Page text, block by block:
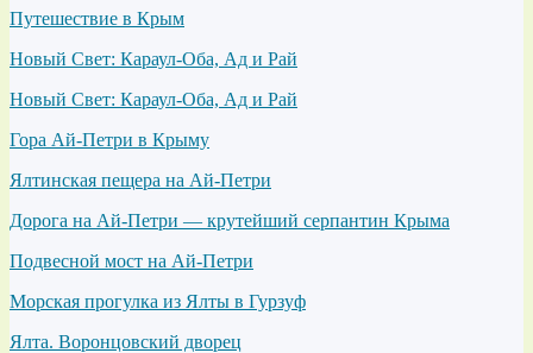
Путешествие в Крым
Новый Свет: Караул-Оба, Ад и Рай
Новый Свет: Караул-Оба, Ад и Рай
Гора Ай-Петри в Крыму
Ялтинская пещера на Ай-Петри
Дорога на Ай-Петри — крутейший серпантин Крыма
Подвесной мост на Ай-Петри
Морская прогулка из Ялты в Гурзуф
Ялта. Воронцовский дворец